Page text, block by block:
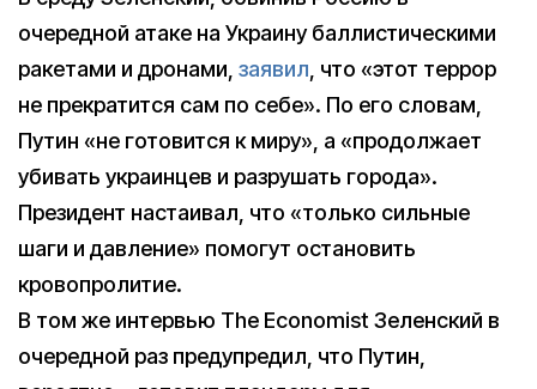
очередной атаке на Украину баллистическими
ракетами и дронами, заявил, что «этот террор
не прекратится сам по себе». По его словам,
Путин «не готовится к миру», а «продолжает
убивать украинцев и разрушать города».
Президент настаивал, что «только сильные
шаги и давление» помогут остановить
кровопролитие.
В том же интервью The Economist Зеленский в
очередной раз предупредил, что Путин,